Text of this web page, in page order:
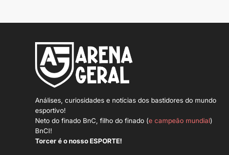
Análises, curiosidades e notícias dos bastidores do mundo
esportivo!
Neto do finado BnC, filho do finado (e campeão mundial)
BnCI!
Torcer é o nosso ESPORTE!